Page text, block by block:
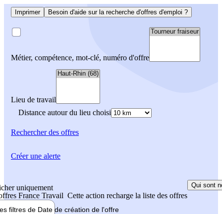
Imprimer Besoin d'aide sur la recherche d'offres d'emploi ?
Métier, compétence, mot-clé, numéro d'offre
Lieu de travail
Distance autour du lieu choisi
Rechercherdes offres
uniquement
France Travail Cette action recharge la liste des offres
Qui sont
filtres de Date de création de l'offre
Créer une alerte